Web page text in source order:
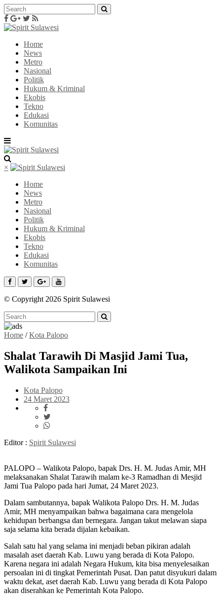
Home
News
Metro
Nasional
Politik
Hukum & Kriminal
Ekobis
Tekno
Edukasi
Komunitas
×
Home
News
Metro
Nasional
Politik
Hukum & Kriminal
Ekobis
Tekno
Edukasi
Komunitas
© Copyright 2026 Spirit Sulawesi
Home /Kota Palopo
Shalat Tarawih Di Masjid Jami Tua,
Walikota Sampaikan Ini
Kota Palopo
24 Maret 2023
Editor : Spirit Sulawesi
PALOPO – Walikota Palopo, bapak Drs. H. M. Judas Amir, MH
melaksanakan Shalat Tarawih malam ke-3 Ramadhan di Mesjid
Jami Tua Palopo pada hari Jumat, 24 Maret 2023.
Dalam sambutannya, bapak Walikota Palopo Drs. H. M. Judas
Amir, MH menyampaikan bahwa bagaimana cara mengelola
kehidupan berbangsa dan bernegara. Jangan takut melawan siapa
saja selama kita berada dijalan kebaikan.
Salah satu hal yang selama ini menjadi beban pikiran adalah
masalah aset daerah Kab. Luwu yang berada di Kota Palopo.
Karena negara ini adalah Negara Hukum, kita bisa menyelesaikan
persoalan ini di tingkat Pemerintah Pusat. Dan patut disyukuri dalam
waktu dekat, aset daerah Kab. Luwu yang berada di Kota Palopo
akan diserahkan ke Pemerintah Kota Palopo.